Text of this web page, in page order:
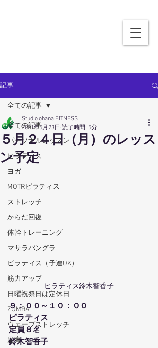
記事
全ての記事
パーソナルレッスン
ピラティス
ヨガ
MOTRピラティス
ストレッチ
からだ回復
体幹トレーニング
マサラバングラ
ピラティス（子連OK）
筋力アップ
日曜祝祭日は定休日
ZUMBA
ウェーブストレッチ
足育
全ての記事
５月２４日（月）のレッス
ン予定
Studio ohana FITNESS
2021年5月23日 読了時間: 5分
ピラティス鈴木智香子
９：００～１０：００
ピラティス
定員８名
鈴木智香子